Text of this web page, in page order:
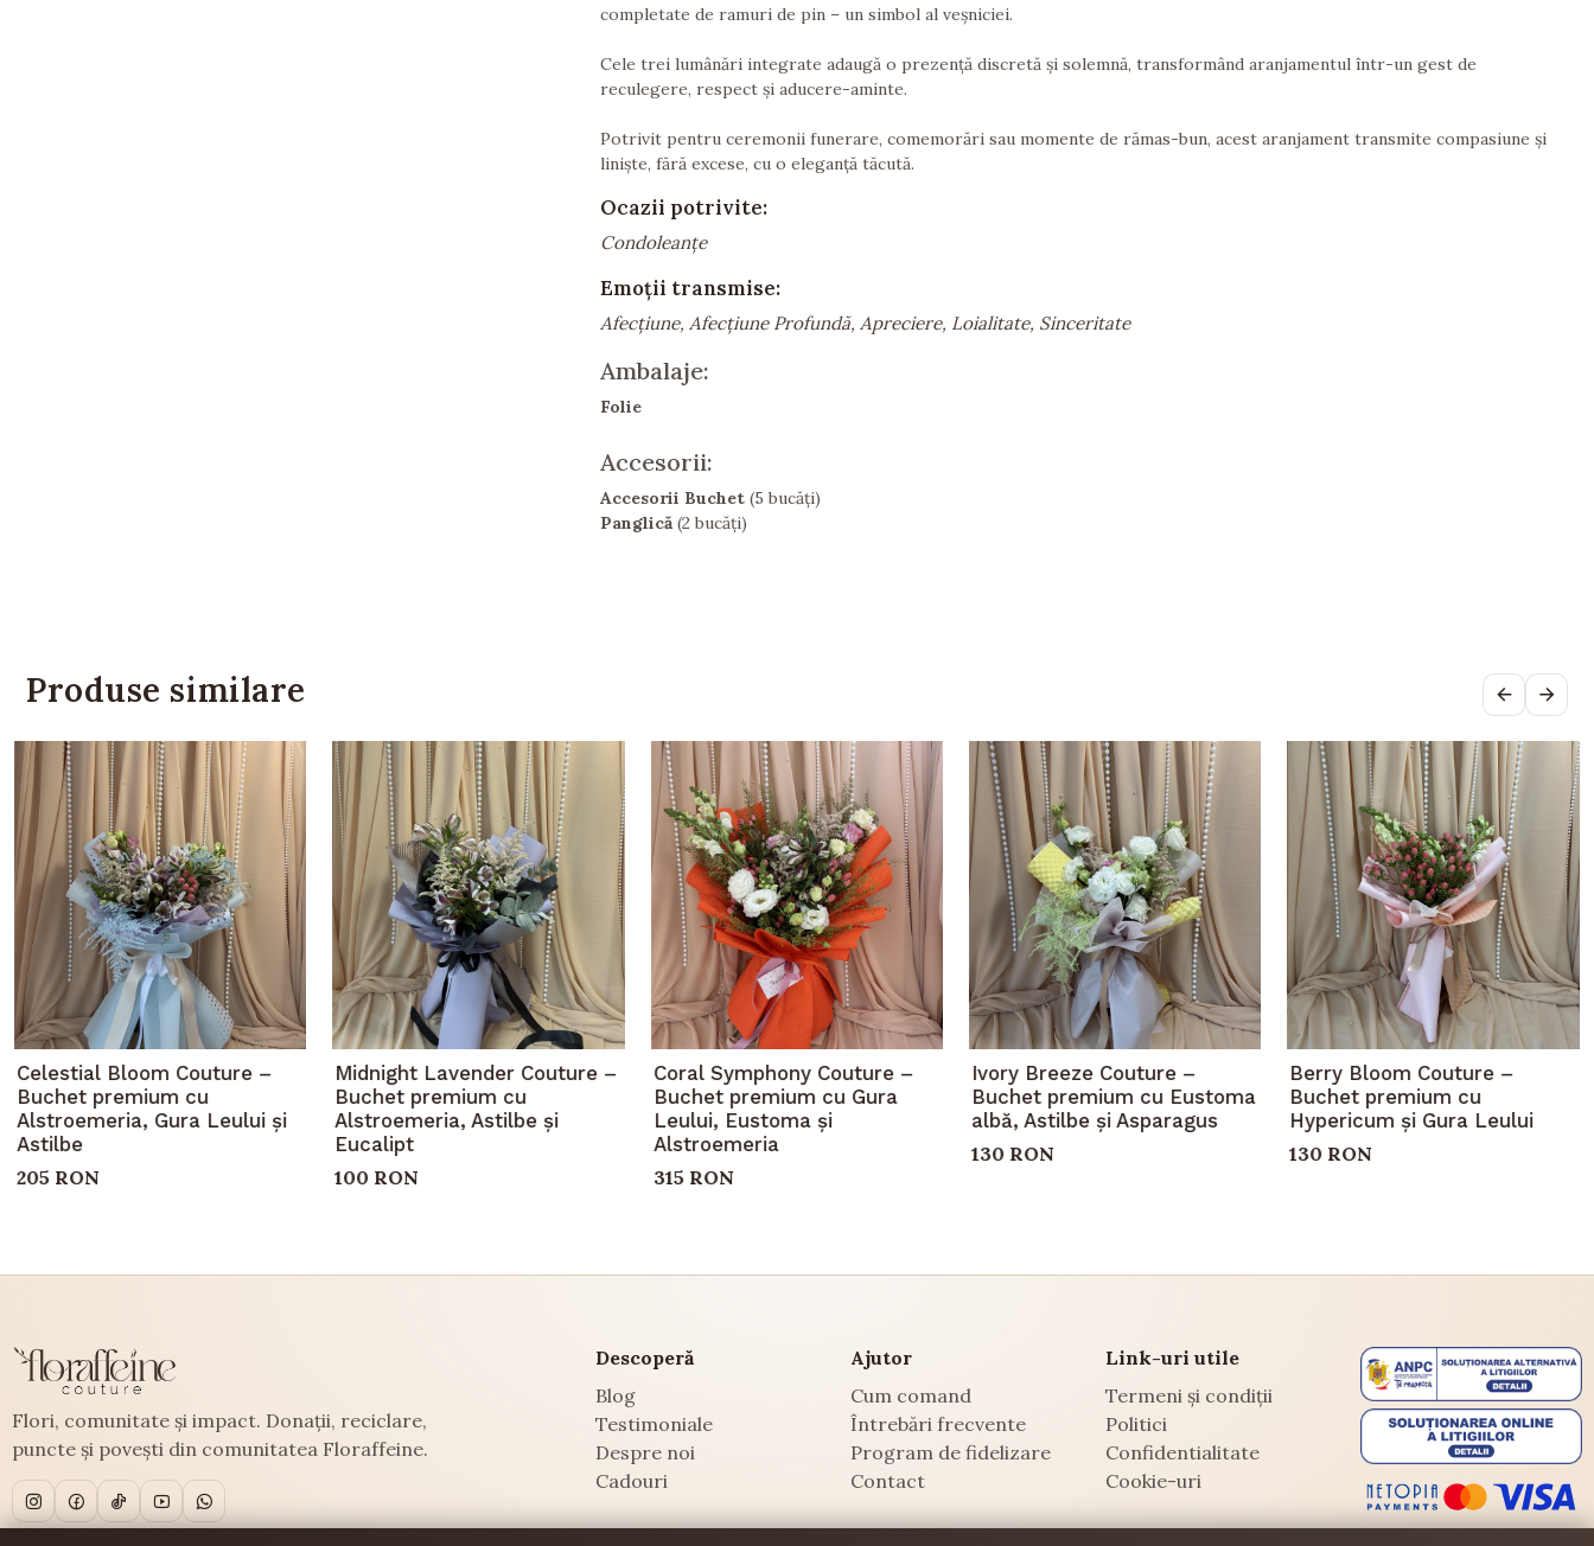
completate de ramuri de pin – un simbol al veșniciei.
Cele trei lumânări integrate adaugă o prezență discretă și solemnă, transformând aranjamentul într-un gest de
reculegere, respect și aducere-aminte.
Potrivit pentru ceremonii funerare, comemorări sau momente de rămas-bun, acest aranjament transmite compasiune și
liniște, fără excese, cu o eleganță tăcută.
Ocazii potrivite:
Condoleanțe
Emoții transmise:
Afecțiune, Afecțiune Profundă, Apreciere, Loialitate, Sinceritate
Ambalaje:
Folie
Accesorii:
Accesorii Buchet(5 bucăți)
Panglică(2 bucăți)
Produse similare
Celestial Bloom Couture –
Buchet premium cu
Alstroemeria, Gura Leului și
Astilbe
205 RON
Midnight Lavender Couture –
Buchet premium cu
Alstroemeria, Astilbe și
Eucalipt
100 RON
Coral Symphony Couture –
Buchet premium cu Gura
Leului, Eustoma și
Alstroemeria
315 RON
Ivory Breeze Couture –
Buchet premium cu Eustoma
albă, Astilbe și Asparagus
130 RON
Berry Bloom Couture –
Buchet premium cu
Hypericum și Gura Leului
130 RON
Flori, comunitate și impact. Donații, reciclare,
puncte și povești din comunitatea Floraffeine.
Descoperă
Blog
Testimoniale
Despre noi
Cadouri
Ajutor
Cum comand
Întrebări frecvente
Program de fidelizare
Contact
Link-uri utile
Termeni și condiții
Politici
Confidentialitate
Cookie-uri